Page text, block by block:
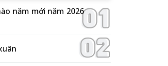
năm mới năm 2026